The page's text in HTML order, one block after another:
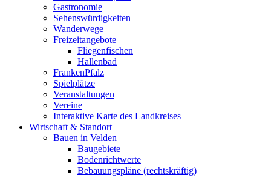
Gastronomie
Sehenswürdigkeiten
Wanderwege
Freizeitangebote
Fliegenfischen
Hallenbad
FrankenPfalz
Spielplätze
Veranstaltungen
Vereine
Interaktive Karte des Landkreises
Wirtschaft & Standort
Bauen in Velden
Baugebiete
Bodenrichtwerte
Bebauungspläne (rechtskräftig)